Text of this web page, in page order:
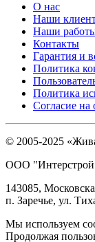
О нас
Наши
Наши
Контакты
Гарантия и
Политика
Политика
Согласие на
© 2005-2025
ООО
143085,
п. Заречье, ул.
Мы используем
Продолжая